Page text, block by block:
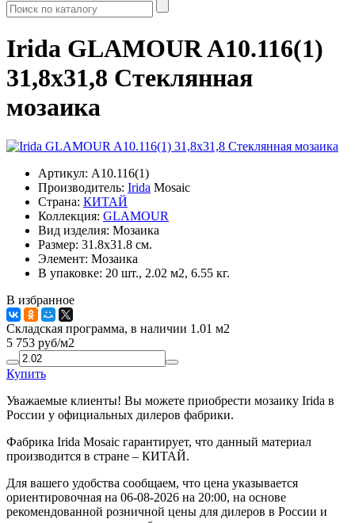
Irida GLAMOUR A10.116(1)
31,8x31,8 Стеклянная
мозаика
Артикул: A10.116(1)
Производитель: Irida Mosaic
Страна: КИТАЙ
Коллекция: GLAMOUR
Вид изделия: Мозаика
Размер: 31.8x31.8 см.
Элемент: Мозаика
В упаковке: 20 шт., 2.02 м2, 6.55 кг.
В избранное
Складская программа, в наличии 1.01 м2
5 753 руб/м2
Купить
Уважаемые клиенты! Вы можете приобрести мозаику Irida в
России у официальных дилеров фабрики.
Фабрика Irida Mosaic гарантирует, что данный материал
производится в стране – КИТАЙ.
Для вашего удобства сообщаем, что цена указывается
ориентировочная на 06-08-2026 на 20:00, на основе
рекомендованной розничной цены для дилеров в России и